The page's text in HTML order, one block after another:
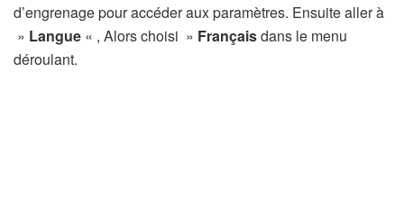
d’engrenage pour accéder aux paramètres. Ensuite aller à
» Langue « , Alors choisi » Françaisdans le menu
déroulant.